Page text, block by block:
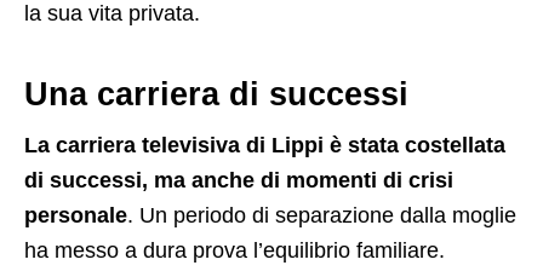
la sua vita privata.
Una carriera di successi
La carriera televisiva di Lippi è stata costellata
di successi, ma anche di momenti di crisi
personale. Un periodo di separazione dalla moglie
ha messo a dura prova l’equilibrio familiare.